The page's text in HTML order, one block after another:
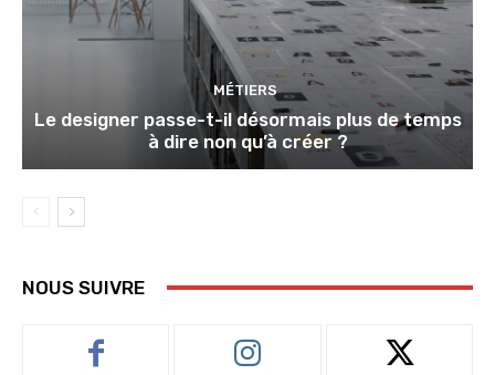
MÉTIERS
Le designer passe-t-il désormais plus de temps
à dire non qu’à créer ?
NOUS SUIVRE